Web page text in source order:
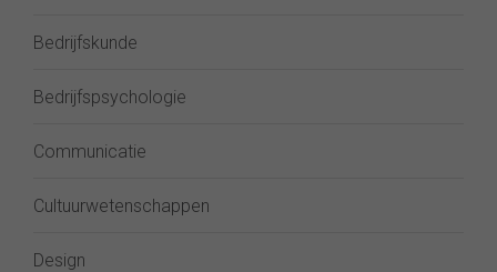
Bedrijfskunde
Bedrijfspsychologie
Communicatie
Cultuurwetenschappen
Design